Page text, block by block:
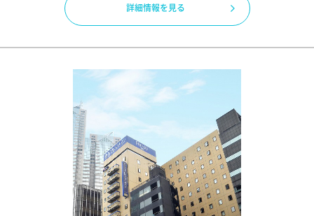
詳細情報を見る